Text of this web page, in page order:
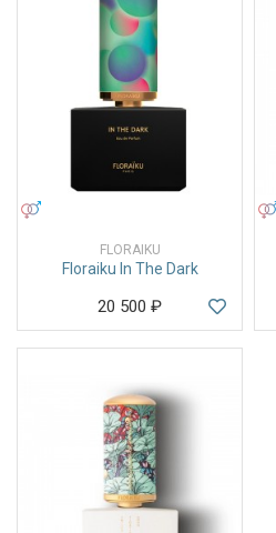
FLORAIKU
Floraiku In The Dark
20 500 ₽